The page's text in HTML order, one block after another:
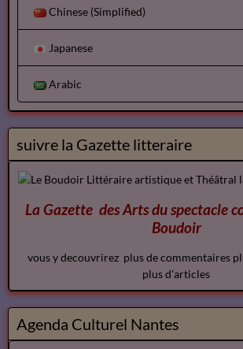
Chinese (Simplified)
Japanese
Arabic
suivre la Gazette litteraire
La Gazette des Arts du spectacle
Boudoir
vous y decouvrirez plus de commentaires
plus d'articles
Agenda Culturel Nantes